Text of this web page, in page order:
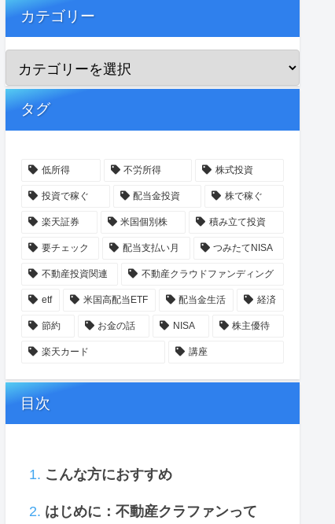
カテゴリー
タグ
低所得 不労所得 株式投資
投資で稼ぐ 配当金投資 株で稼ぐ
楽天証券 米国個別株 積み立て投資
要チェック 配当支払い月 つみたてNISA
不動産投資関連 不動産クラウドファンディング
etf 米国高配当ETF 配当金生活 経済
節約 お金の話 NISA 株主優待
楽天カード 講座
目次
こんな方におすすめ
はじめに：不動産クラファンって